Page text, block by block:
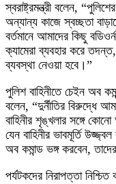
স্বরাষ্ট্রমন্ত্রী বলেন,
অন্যান্য কাজে স্বচ্ছতা
বর্তমানে আমাদের কিছু
ক্যামেরা ব্যবহার করে
ব্যবস্থা নেওয়া হবে।”
পুলিশ বাহিনীতে চেইন অব
বলেন, “দুর্নীতির বিরুদ্ধে
বাহিনীর শৃঙ্খলার সঙ্গে
যেন বাহিনীর ভাবমূর্তি
অব কমান্ড ভঙ্গ করবেন,
পর্যটকদের নিরাপত্তা